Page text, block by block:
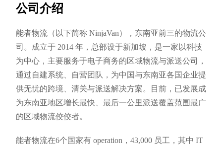
公司介绍
能者物流（以下简称 NinjaVan），东南亚前三的物流公
司。成立于 2014 年，总部设于新加坡，是一家以科技
为中心，主要服务于电子商务的区域物流与派送公司，
通过自建系统、自营团队，为中国与东南亚各国企业提
供无忧的跨境、清关与派送解决方案。目前，已发展成
为东南亚地区增长最快、最后一公里派送覆盖范围最广
的区域物流佼佼者。
能者物流在6个国家有 operation，43,000 员工，其中 IT